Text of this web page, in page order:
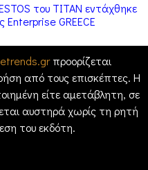
του ΤΙΤΑΝ εντάχθηκε
Enterprise GREECE
προορίζεται
από τους επισκέπτες. Η
είτε αμετάβλητη, σε
αυστηρά χωρίς τη ρητή
του εκδότη.